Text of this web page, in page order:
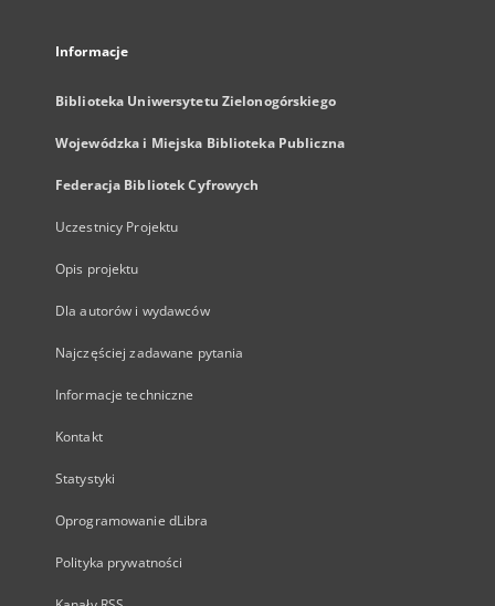
Informacje
Biblioteka Uniwersytetu Zielonogórskiego
Wojewódzka i Miejska Biblioteka Publiczna
Federacja Bibliotek Cyfrowych
Uczestnicy Projektu
Opis projektu
Dla autorów i wydawców
Najczęściej zadawane pytania
Informacje techniczne
Kontakt
Statystyki
Oprogramowanie dLibra
Polityka prywatności